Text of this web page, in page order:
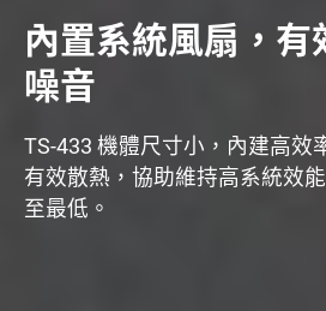
內置系統風扇，有
噪音
TS-433 機體尺寸小，內建高效
有效散熱，協助維持高系統效
至最低。